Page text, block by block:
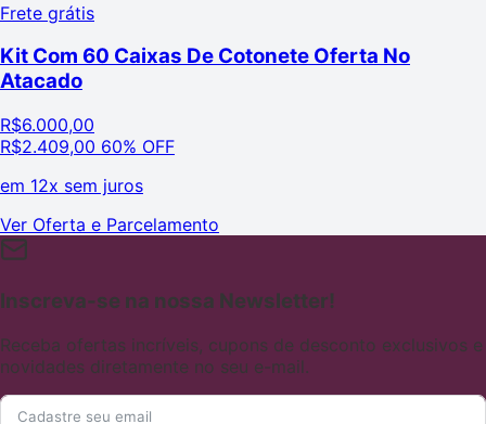
Frete grátis
Kit Com 60 Caixas De Cotonete Oferta No
Atacado
R$6.000,00
R$2.409,00 60% OFF
em 12x sem juros
Ver Oferta e Parcelamento
Inscreva-se na nossa Newsletter!
Receba ofertas incríveis, cupons de desconto exclusivos e
novidades diretamente no seu e-mail.